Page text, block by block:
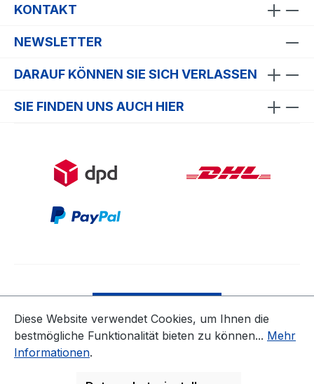
KONTAKT
NEWSLETTER
DARAUF KÖNNEN SIE SICH VERLASSEN
SIE FINDEN UNS AUCH HIER
* Alle Preise inkl. gesetzl. Mehrwertsteuer zzgl.
Diese Website verwendet Cookies, um Ihnen die
bestmögliche Funktionalität bieten zu können... Mehr
Informationen.